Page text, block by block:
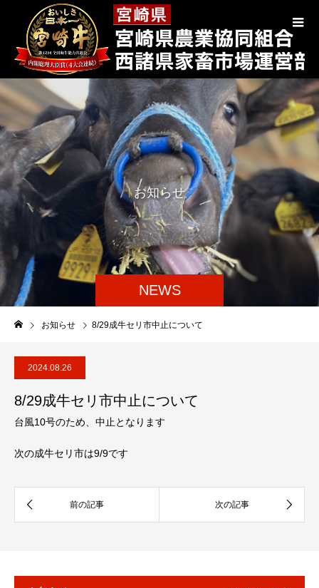
NEWS
お知らせ
お知らせ 8/29成牛セリ市中止について
2024.08.26
8/29成牛セリ市中止について
台風10号のため、中止となります
次の成牛セリ市は9/9です